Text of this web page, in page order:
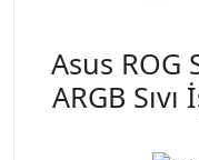
Asus ROG
ARGB